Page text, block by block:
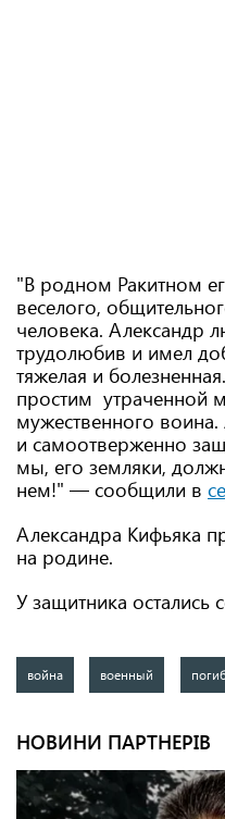
"В родном Ракитном
веселого,
человека. Александр
трудолюбив и имел
тяжелая и
простим утраченной
мужественного
и самоотверженно
мы, его земляки,
нем!" — сообщили в
Александра Кифьяка
на родине.
У защитника остались
война военный